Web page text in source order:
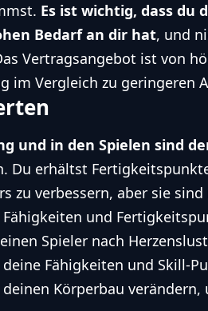
Es ist wichtig, dass du
Bedarf an dir hat, und
Vertragsangebot ist von
im Vergleich zu geringeren
und in den Spielen sind
Du erhältst
zu verbessern, aber sie
und
Spieler nach
Fähigkeiten und Skill-
Körperbau